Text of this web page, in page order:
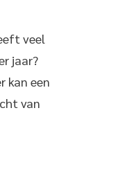
veel
jaar?
kan een
van